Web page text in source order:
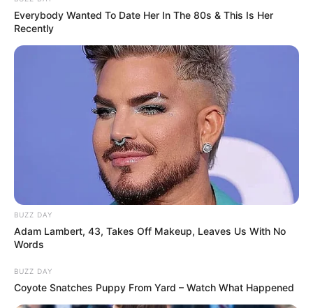
Everybody Wanted To Date Her In The 80s & This Is Her
Recently
BUZZ DAY
Adam Lambert, 43, Takes Off Makeup, Leaves Us With No
Words
BUZZ DAY
Coyote Snatches Puppy From Yard – Watch What Happened